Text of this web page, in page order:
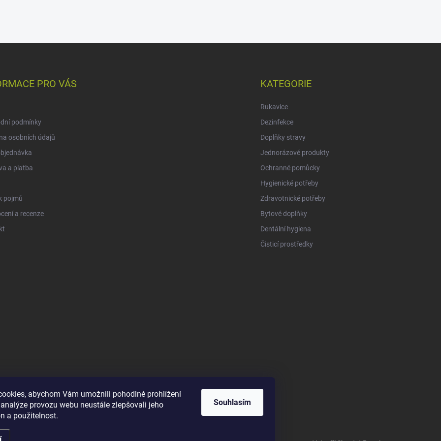
abychom Vám umožnili pohodlné prohlížení
provozu webu neustále zlepšovali jeho
a použitelnost.
Souhlasím
PRO VÁS
podmínky
osobních údajů
a platba
pojmů
a recenze
KATEGORIE
Rukavice
Dezinfekce
Doplňky stravy
Jednorázové produkty
Ochranné pomůcky
Hygienické potřeby
Zdravotnické potřeby
Bytové doplňky
Dentální hygiena
Čisticí prostředky